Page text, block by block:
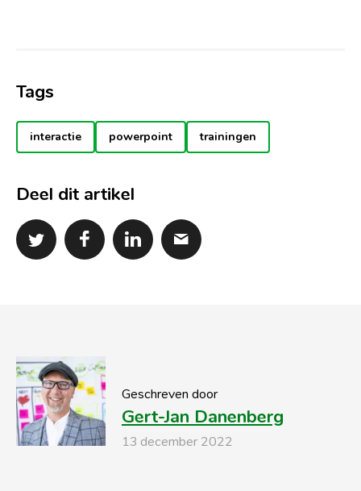
Tags
interactie powerpoint trainingen
Deel dit artikel
Geschreven door
Gert-Jan Danenberg
13 december 2022